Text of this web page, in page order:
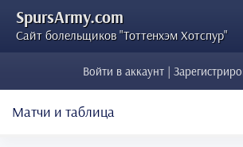
SpursArmy.com
Сайт болельщиков "Тоттенхэм Хотспур"
Войти в аккаунт |
Матчи и таблица